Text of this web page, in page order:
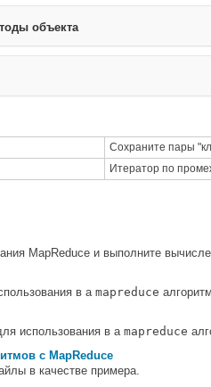
объекта
Сохраните пары
Итератор по
MapReduce и выполните
в amapreduce
использования в a mapreduce
с MapReduce
в качестве примера.